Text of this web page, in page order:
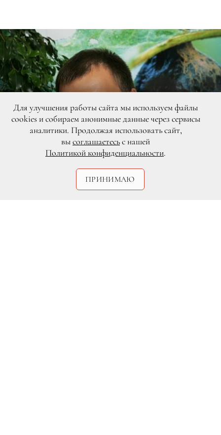
Для улучшения работы сайта мы используем файлы
cookies и собираем анонимные данные через сервисы
аналитики. Продолжая использовать сайт,
высоглашаетесьс нашей
Политикой конфиденциальности.
ПРИНИМАЮ